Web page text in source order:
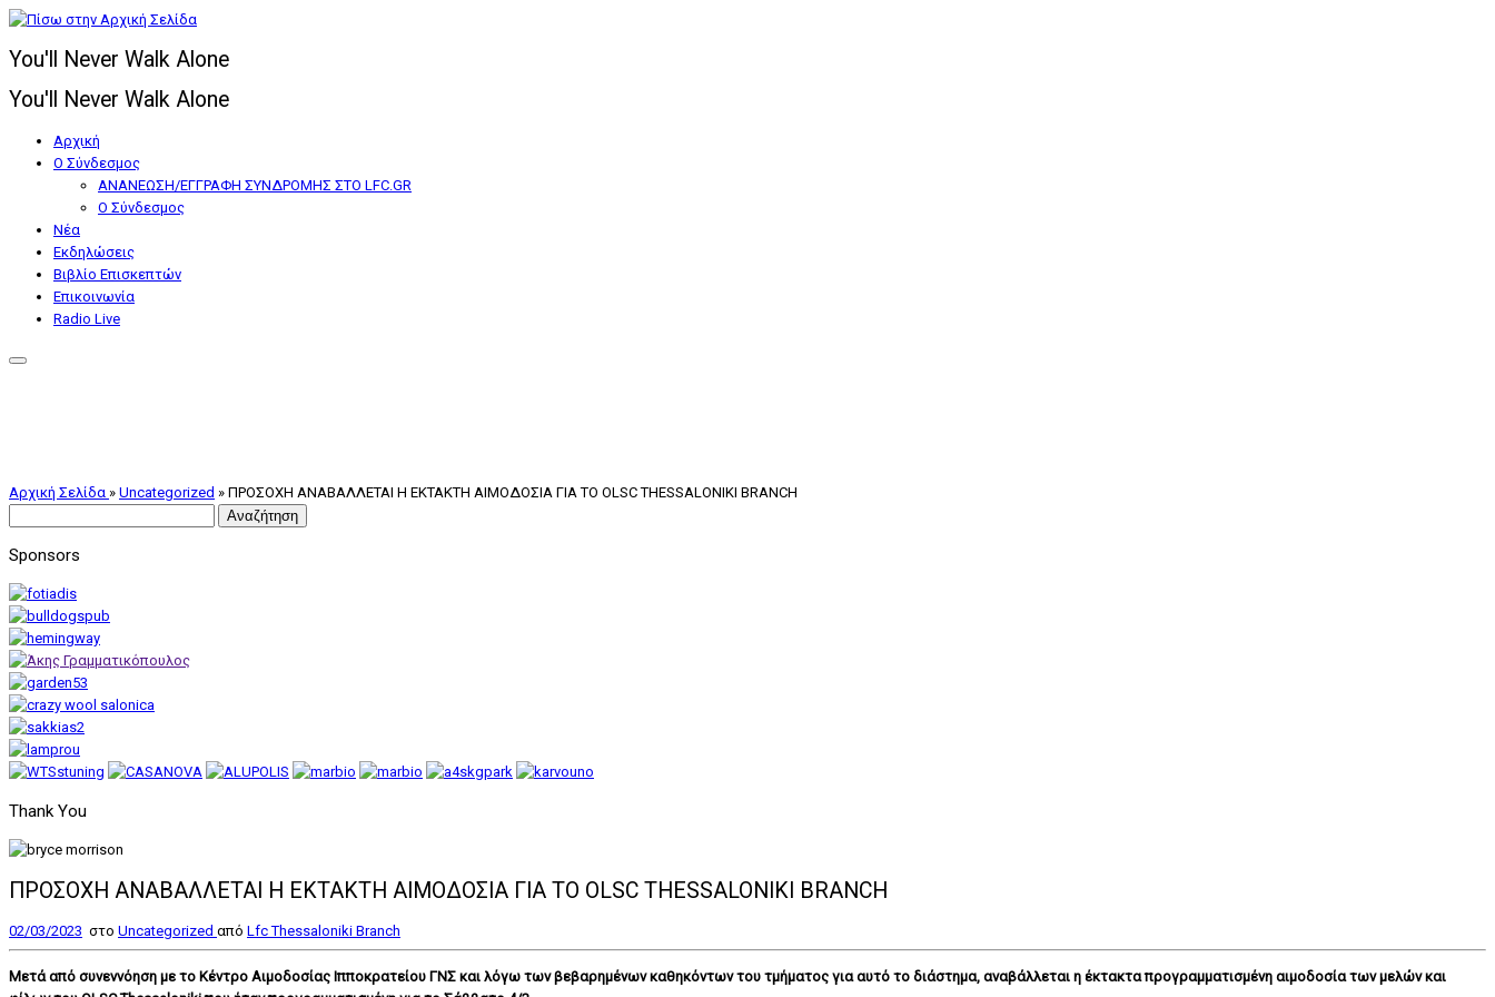
Μετάβαση
περιεχόμενο
You'll Never Walk Alone
You'll Never Walk Alone
Αρχική
Ο Σύνδεσμος
ΑΝΑΝΕΩΣΗ/ΕΓΓΡΑΦΗ ΣΥΝΔΡΟΜΗΣ ΣΤΟ LFC.GR
Ο Σύνδεσμος
Nέα
Εκδηλώσεις
Βιβλίο Επισκεπτών
Επικοινωνία
Radio Live
Αρχική Σελίδα » Uncategorized » ΠΡΟΣΟΧΗ ΑΝΑΒΑΛΛΕΤΑΙ Η ΕΚΤΑΚΤΗ ΑΙΜΟΔΟΣΙΑ ΓΙΑ ΤΟ OLSC THESSALONIKI BRANCH
Sponsors
Thank You
ΠΡΟΣΟΧΗ ΑΝΑΒΑΛΛΕΤΑΙ Η ΕΚΤΑΚΤΗ ΑΙΜΟΔΟΣΙΑ ΓΙΑ ΤΟ OLSC THESSALONIKI BRANCH
02/03/2023 στο Uncategorized από Lfc Thessaloniki Branch
Μετά από συνεννόηση με το Κέντρο Αιμοδοσίας Ιπποκρατείου ΓΝΣ και λόγω των βεβαρημένων καθηκόντων του τμήματος για αυτό το διάστημα, αναβάλλεται η έκτακτα προγραμματισμένη αιμοδοσία των μελών και